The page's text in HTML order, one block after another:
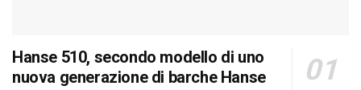
Hanse 510, secondo modello di uno
nuova generazione di barche Hanse